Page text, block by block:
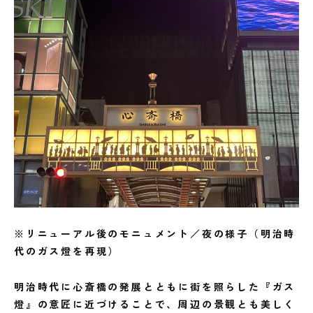
※リニューアル後のモニュメント／夜の様子（明治時
代のガス燈を再現）
明治時代に心斎橋の発展とともに街を照らした『ガス
燈』の意匠に近づけることで、周辺の景観とも美しく